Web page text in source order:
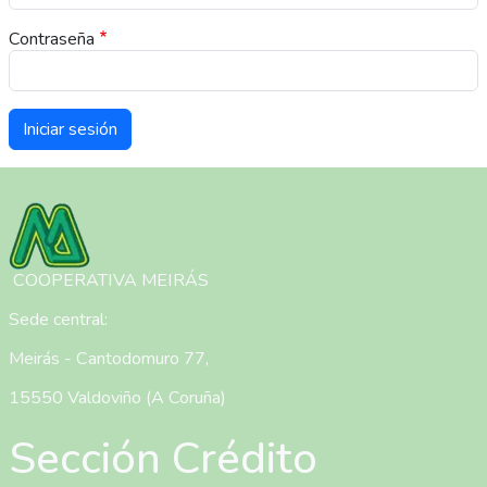
Contraseña
Imagen
COOPERATIVA MEIRÁS
Sede central:
Meirás - Cantodomuro 77,
15550 Valdoviño (A Coruña)
Sección Crédito